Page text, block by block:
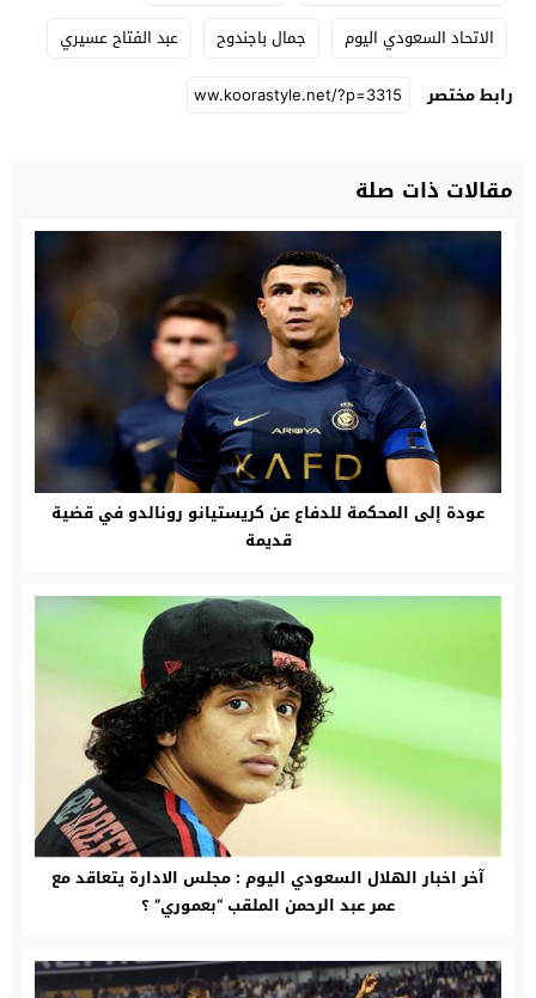
الاتحاد السعودي اليوم جمال باجندوح
عبد الفتاح عسيري
رابط مختصر
مقالات ذات صلة
عودة إلى المحكمة للدفاع عن كريستيانو رونالدو في قضية
قديمة
آخر اخبار الهلال السعودي اليوم : مجلس الادارة يتعاقد مع
عمر عبد الرحمن الملقب “بعموري” ؟